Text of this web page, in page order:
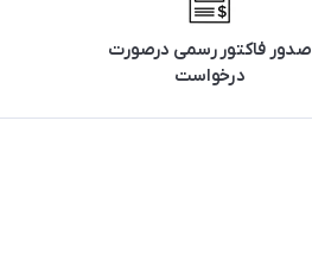
صدور فاکتور رسمی درصورت
درخواست